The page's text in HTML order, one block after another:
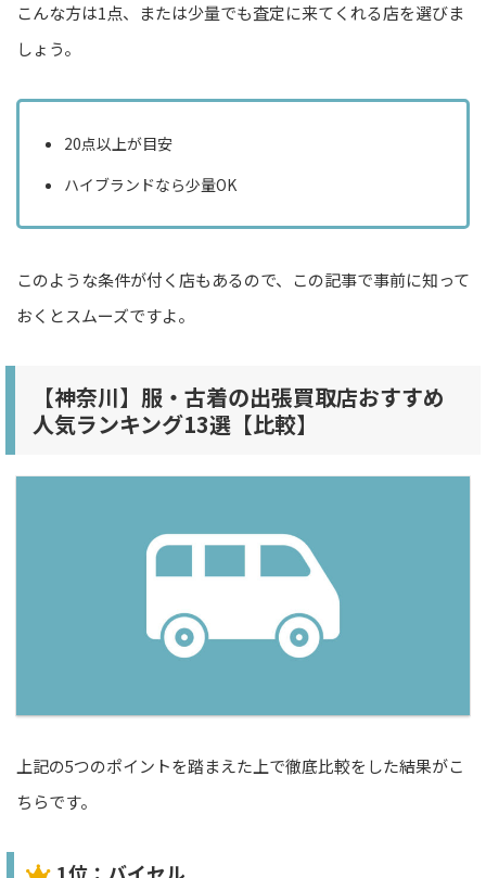
こんな方は1点、または少量でも査定に来てくれる店を選びま
しょう。
20点以上が目安
ハイブランドなら少量OK
このような条件が付く店もあるので、この記事で事前に知って
おくとスムーズですよ。
【神奈川】服・古着の出張買取店おすすめ
人気ランキング13選【比較】
上記の5つのポイントを踏まえた上で徹底比較をした結果がこ
ちらです。
1位：バイセル